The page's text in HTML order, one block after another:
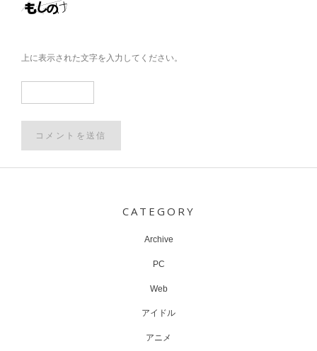
上に表示された文字を入力してください。
CATEGORY
Archive
PC
Web
アイドル
アニメ